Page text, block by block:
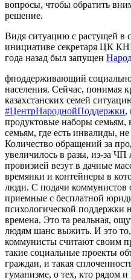
вопросы, чтобы обратить
решение.
Видя ситуацию с растущей в
инициативе секретаря ЦК
года назад был запущен
фподдерживающий
населения. Сейчас, понимая
казахстанских семей
#ЦентрНароднойПоддержки,
продуктовые наборы семьям,
семьям, где есть инвалиды,
Количество обращений за
увеличилось в разы, из-за
провизией везут в дачные
времянки и контейнеры в
люди. С подачи коммунистов
приемные с бесплатной
психологической поддержки
времена. Это та реальная,
людям шанс выжить. И это
коммунисты считают своим
такие социальные проекты
граждан, и такая
гуманизме, о тех, кто рядом и